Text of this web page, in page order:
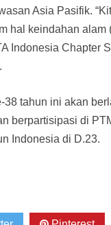
Asia Pasifik.
hal keindahan alam
Indonesia Chapter
38 tahun ini akan
berpartisipasi di
Indonesia di D.23.